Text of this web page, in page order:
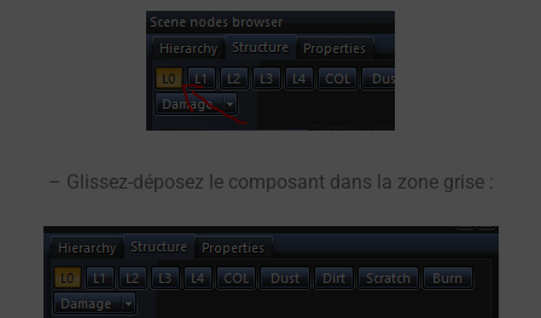
– Glissez-déposez le composant dans la zone grise :